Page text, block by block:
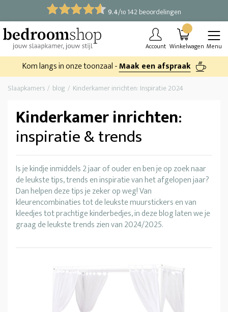
9.4/10 142 beoordelingen
Account Winkelwagen Menu
Kom langs in onze toonzaal -Maak een afspraak
Slaapkamers blog Kinderkamer inrichten: Inspiratie 2024
Kinderkamer inrichten:
inspiratie & trends
Is je kindje inmiddels 2 jaar of ouder en ben je op zoek naar
de leukste tips, trends en inspiratie van het afgelopen jaar?
Dan helpen deze tips je zeker op weg! Van
kleurencombinaties tot de leukste muurstickers en van
kleedjes tot prachtige kinderbedjes, in deze blog laten we je
graag de leukste trends zien van 2024/2025.